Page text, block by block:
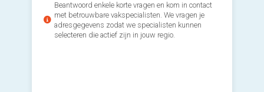
Beantwoord enkele korte vragen en kom in contact
met betrouwbare vakspecialisten. We vragen je
adresgegevens zodat we specialisten kunnen
selecteren die actief zijn in jouw regio.